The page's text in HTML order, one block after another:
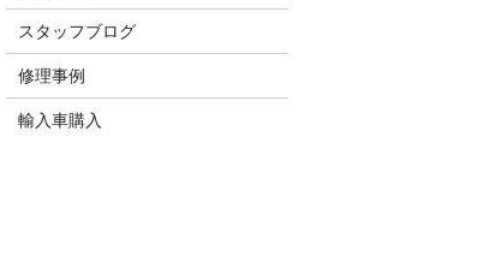
スタッフブログ
修理事例
輸入車購入